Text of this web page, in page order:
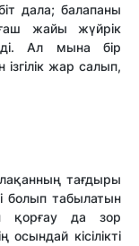
дала; балапаны
жайы жүйрік
Ал мына бір
жар салып,
тағдыры
болып табылатын
қорғау да зор
осындай кісілікті